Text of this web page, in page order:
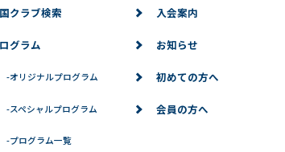
クラブ検索
グラム
-オリジナルプログラム
-スペシャルプログラム
-プログラム一覧
入会案内
お知らせ
初めての方へ
会員の方へ